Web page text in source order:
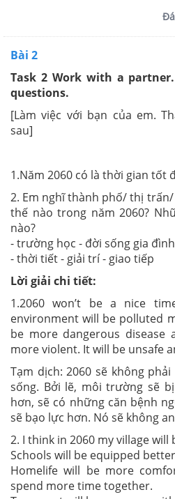
Bài 2
Task 2 Work with a
questions.
[Làm việc với bạn của em.
sau]
1.Năm 2060 có là thời gian tốt
2. Em nghĩ thành phố/ thị
thế nào trong năm 2060?
nào?
- trường học - đời sống gia
- thời tiết - giải trí - giao tiếp
Lời giải chi tiết:
1.2060 won’t be a nice
environment will be polluted
be more dangerous disease
more violent. It will be unsafe
Tạm dịch: 2060 sẽ không
sống. Bởi lẽ, môi trường sẽ
hơn, sẽ có những căn bệnh
sẽ bạo lực hơn. Nó sẽ không
2. I think in 2060 my village
Schools will be equipped
Homelife will be more
spend more time together.